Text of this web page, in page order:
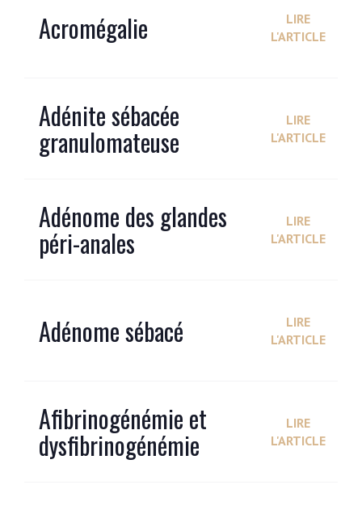
Acromégalie
LIRE
L'ARTICLE
Adénite sébacée
granulomateuse
LIRE
L'ARTICLE
Adénome des glandes
péri-anales
LIRE
L'ARTICLE
Adénome sébacé
LIRE
L'ARTICLE
Afibrinogénémie et
dysfibrinogénémie
LIRE
L'ARTICLE